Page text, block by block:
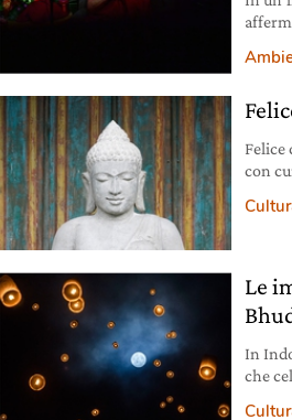
Felice
con
Le
In
che